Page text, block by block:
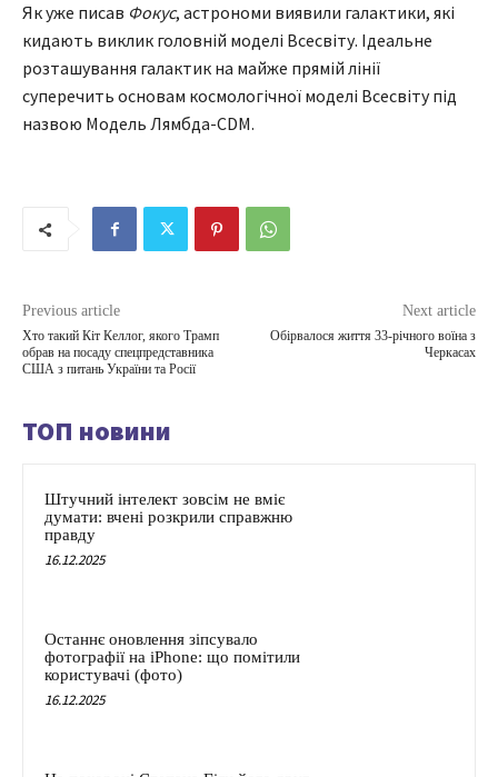
Як уже писав Фокус, астрономи виявили галактики, які
кидають виклик головній моделі Всесвіту. Ідеальне
розташування галактик на майже прямій лінії
суперечить основам космологічної моделі Всесвіту під
назвою Модель Лямбда-СDM.
Previous article
Хто такий Кіт Келлог, якого Трамп
обрав на посаду спецпредставника
США з питань України та Росії
Next article
Обірвалося життя 33-річного воїна з
Черкасах
ТОП новини
Штучний інтелект зовсім не вміє
думати: вчені розкрили справжню
правду
16.12.2025
Останнє оновлення зіпсувало
фотографії на iPhone: що помітили
користувачі (фото)
16.12.2025